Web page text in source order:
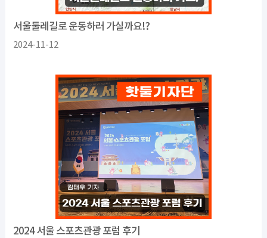
서울둘레길로 운동하러 가실까요!?
2024-11-12
2024 서울 스포츠관광 포럼 후기